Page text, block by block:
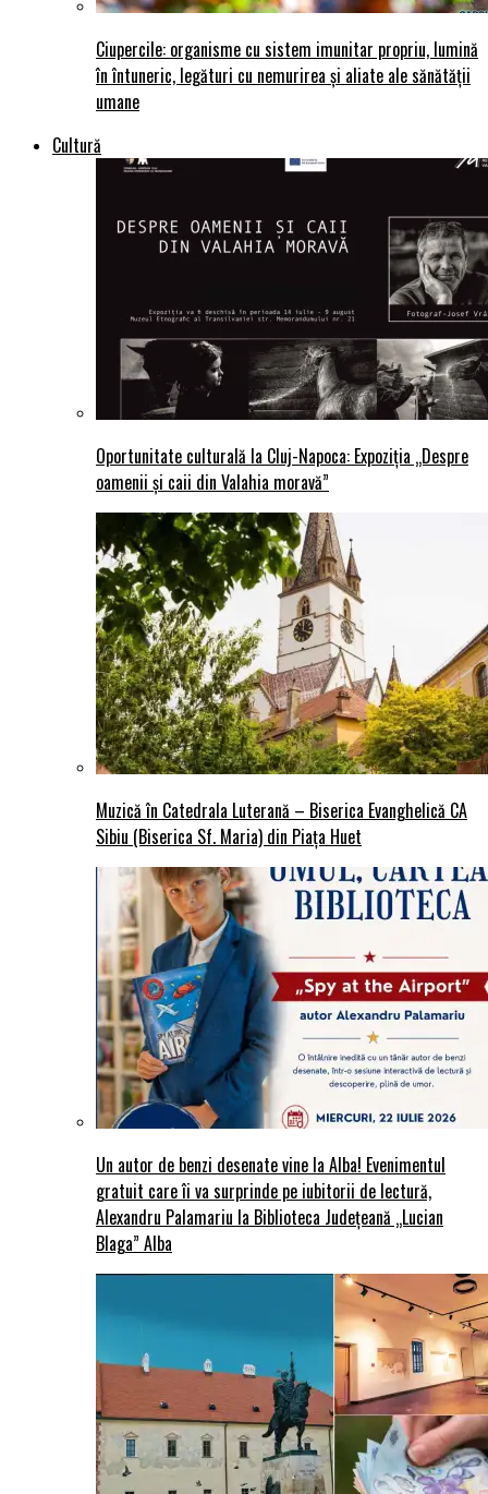
Ciupercile: organisme cu sistem imunitar propriu, lumină
în întuneric, legături cu nemurirea și aliate ale sănătății
umane
Cultură
Oportunitate culturală la Cluj-Napoca: Expoziția „Despre
oamenii și caii din Valahia moravă”
Muzică în Catedrala Luterană – Biserica Evanghelică CA
Sibiu (Biserica Sf. Maria) din Piaţa Huet
Un autor de benzi desenate vine la Alba! Evenimentul
gratuit care îi va surprinde pe iubitorii de lectură,
Alexandru Palamariu la Biblioteca Județeană „Lucian
Blaga” Alba